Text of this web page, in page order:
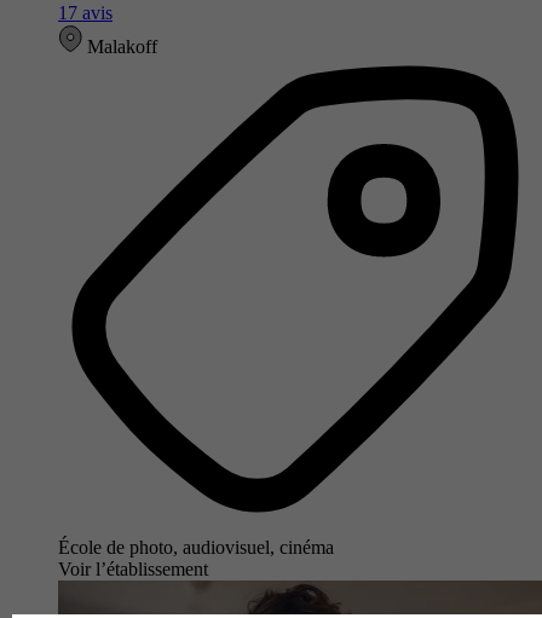
17 avis
Malakoff
École de photo, audiovisuel, cinéma
Voir l’établissement